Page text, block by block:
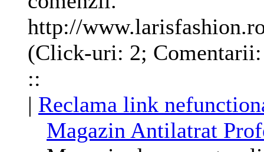
http://
(Click-uri: 2;
::
| Reclama link
Magazin Antilatrat